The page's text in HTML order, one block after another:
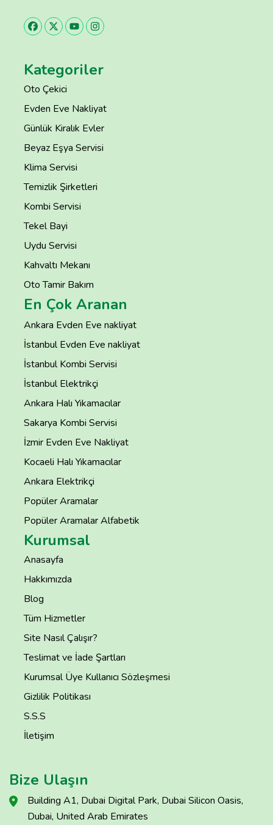
Kategoriler
Oto Çekici
Evden Eve Nakliyat
Günlük Kiralık Evler
Beyaz Eşya Servisi
Klima Servisi
Temizlik Şirketleri
Kombi Servisi
Tekel Bayi
Uydu Servisi
Kahvaltı Mekanı
Oto Tamir Bakım
En Çok Aranan
Ankara Evden Eve nakliyat
İstanbul Evden Eve nakliyat
İstanbul Kombi Servisi
İstanbul Elektrikçi
Ankara Halı Yıkamacılar
Sakarya Kombi Servisi
İzmir Evden Eve Nakliyat
Kocaeli Halı Yıkamacılar
Ankara Elektrikçi
Popüler Aramalar
Popüler Aramalar Alfabetik
Kurumsal
Anasayfa
Hakkımızda
Blog
Tüm Hizmetler
Site Nasıl Çalışır?
Teslimat ve İade Şartları
Kurumsal Üye Kullanıcı Sözleşmesi
Gizlilik Politikası
S.S.S
İletişim
Bize Ulaşın
Building A1, Dubai Digital Park, Dubai Silicon Oasis,
Dubai, United Arab Emirates